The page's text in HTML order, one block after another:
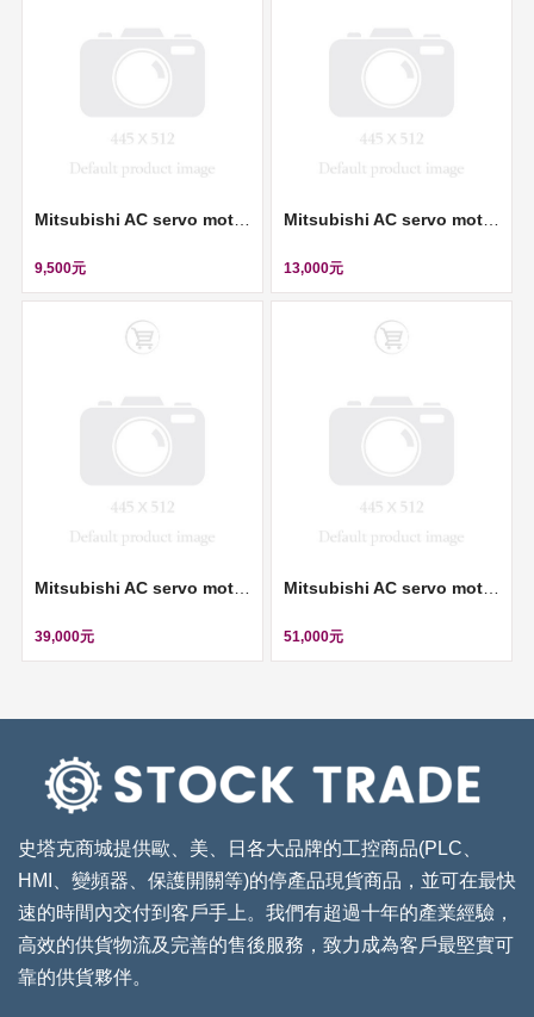
9,500元 13,000元
39,000元 51,000元
史塔克商城提供歐、美、日各大品牌的工控商品(PLC、
HMI、變頻器、保護開關等)的停產品現貨商品，並可在最快
速的時間內交付到客戶手上。我們有超過十年的產業經驗，
高效的供貨物流及完善的售後服務，致力成為客戶最堅實可
靠的供貨夥伴。